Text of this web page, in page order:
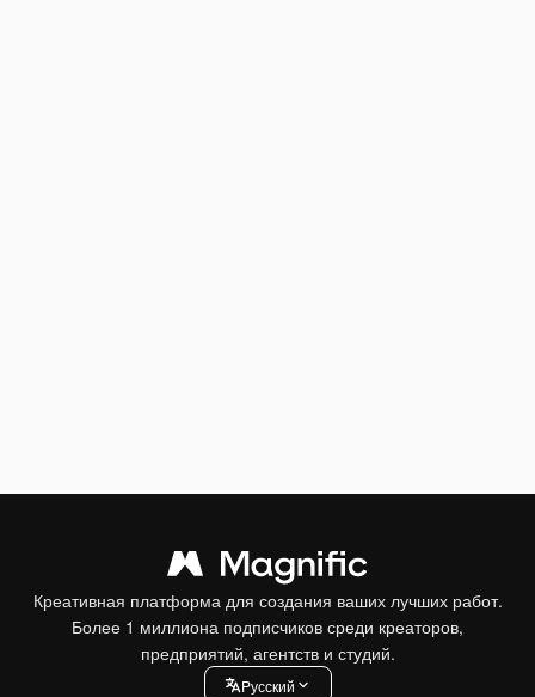
Креативная платформа для создания ваших лучших работ.
Более 1 миллиона подписчиков среди креаторов,
предприятий, агентств и студий.
Pусский